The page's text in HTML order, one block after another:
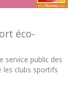
éco-
service public des
les clubs sportifs